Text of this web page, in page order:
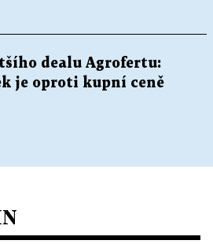
dealu Agrofertu:
je oproti kupní ceně